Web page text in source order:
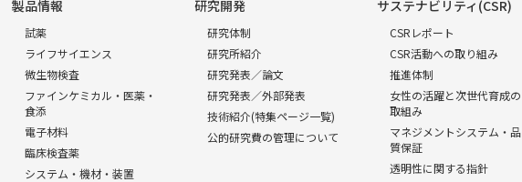
製品情報
試薬
ライフサイエンス
微生物検査
ファインケミカル・医薬・
食添
電子材料
臨床検査薬
システム・機材・装置
研究開発
研究体制
研究所紹介
研究発表／論文
研究発表／外部発表
技術紹介(特集ページ一覧)
公的研究費の管理について
サステナビリティ(CSR)
CSRレポート
CSR活動への取り組み
推進体制
女性の活躍と次世代育成の
取組み
マネジメントシステム・品
質保証
透明性に関する指針